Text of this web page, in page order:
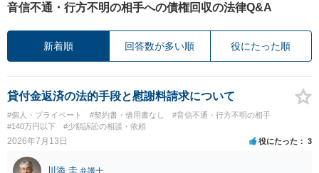
音信不通・行方不明の相手への債権回収の法律Q&A
新着順 回答数が多い順 役にたった順
貸付金返済の法的手段と慰謝料請求について
#個人・プライベート #契約書・借用書なし
#音信不通・行方不明の相手
#140万円以下
#少額訴訟の相談・依頼
2026年7月13日 役にたった 3
川添 圭 弁護士